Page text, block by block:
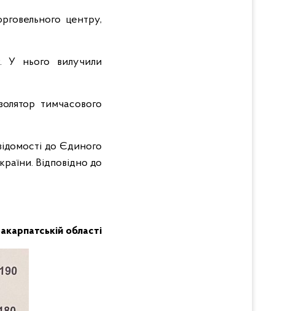
центру,
У нього вилучили
тимчасового
до Єдиного
Відповідно до
області